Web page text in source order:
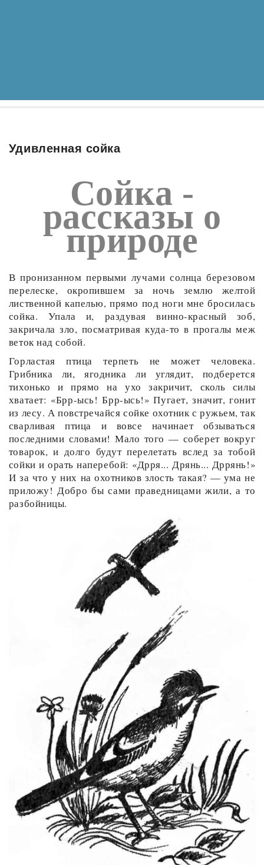
Удивленная сойка
Сойка -
рассказы о
природе
В пронизанном первыми лучами солнца березовом
перелеске, окропившем за ночь землю желтой
лиственной капелью, прямо под ноги мне бросилась
сойка. Упала и, раздувая винно-красный зоб,
закричала зло, посматривая куда-то в прогалы меж
веток над собой.
Горластая птица терпеть не может человека.
Грибника ли, ягодника ли углядит, подберется
тихонько и прямо на ухо закричит, сколь силы
хватает: «Брр-ысь! Брр-ысь!» Пугает, значит, гонит
из лесу. А повстречайся сойке охотник с ружьем, так
сварливая птица и вовсе начинает обзываться
последними словами! Мало того — соберет вокруг
товарок, и долго будут перелетать вслед за тобой
сойки и орать наперебой: «Дрря... Дрянь... Дррянь!»
И за что у них на охотников злость такая? — ума не
приложу! Добро бы сами праведницами жили, а то
разбойницы.